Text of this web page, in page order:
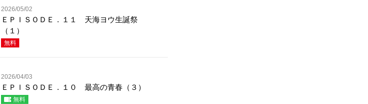
2026/05/02
ＥＰＩＳＯＤＥ．１１ 天海ヨウ生誕祭
（１）
無料
2026/04/03
ＥＰＩＳＯＤＥ．１０ 最高の青春（３）
無料